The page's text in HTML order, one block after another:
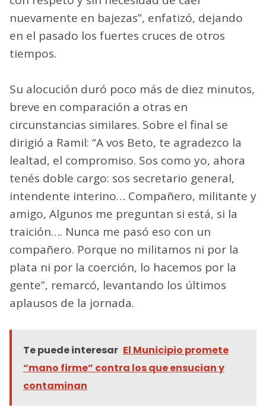
nuevamente en bajezas”, enfatizó, dejando
en el pasado los fuertes cruces de otros
tiempos.
Su alocución duró poco más de diez minutos,
breve en comparación a otras en
circunstancias similares. Sobre el final se
dirigió a Ramil: “A vos Beto, te agradezco la
lealtad, el compromiso. Sos como yo, ahora
tenés doble cargo: sos secretario general,
intendente interino… Compañero, militante y
amigo, Algunos me preguntan si está, si la
traición…. Nunca me pasó eso con un
compañero. Porque no militamos ni por la
plata ni por la coerción, lo hacemos por la
gente”, remarcó, levantando los últimos
aplausos de la jornada.
Te puede interesar El Municipio promete
“mano firme” contra los que ensucian y
contaminan